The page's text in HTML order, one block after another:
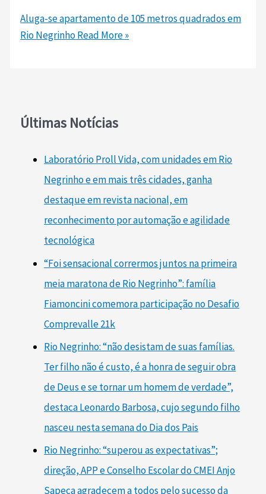
Aluga-se apartamento de 105 metros quadrados em
Rio NegrinhoRead More »
Últimas Notícias
Laboratório Proll Vida, com unidades em Rio
Negrinho e em mais três cidades, ganha
destaque em revista nacional, em
reconhecimento por automação e agilidade
tecnológica
“Foi sensacional corrermos juntos na primeira
meia maratona de Rio Negrinho”: família
Fiamoncini comemora participação no Desafio
Comprevalle 21k
Rio Negrinho: “não desistam de suas famílias.
Ter filho não é custo, é a honra de seguir obra
de Deus e se tornar um homem de verdade”,
destaca Leonardo Barbosa, cujo segundo filho
nasceu nesta semana do Dia dos Pais
Rio Negrinho: “superou as expectativas”;
direção, APP e Conselho Escolar do CMEI Anjo
Sapeca agradecem a todos pelo sucesso da